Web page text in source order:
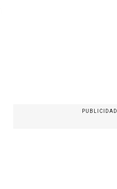
PUBLICIDAD